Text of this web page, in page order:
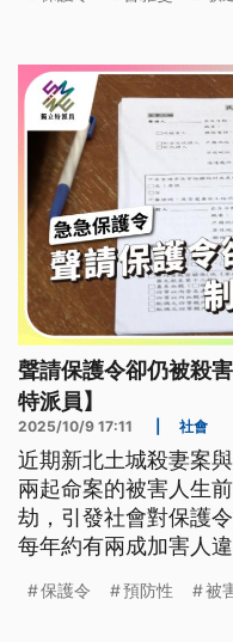
護令並跟騷，向法院
聲請保護令卻仍被殺
特派員】
2025/10/9 17:11 社會
近期新北土城殺妻案
兩起命案的被害人生
劫，引發社會對保護
每年約有兩成加害人
福部已於上月提出強
保護令 預防性 被